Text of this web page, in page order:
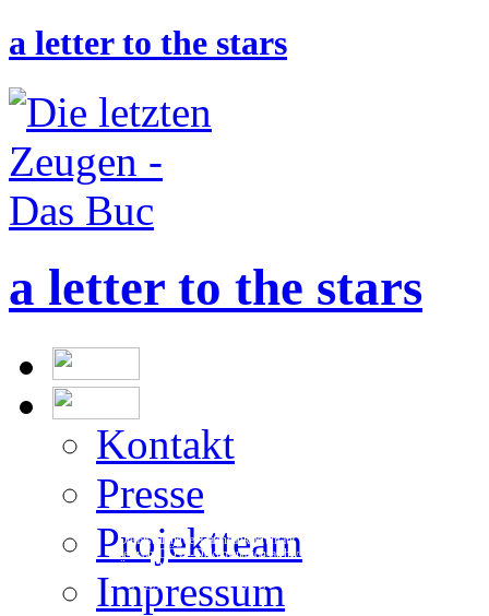
a letter to the stars
a letter to the stars
Kontakt
Presse
Projektteam
Impressum
Die Erstellung der Datenbank beruht auf
den vom DÖW - Dokumentationsarchiv des
Österreichischen Widerstandes - zur Ver-